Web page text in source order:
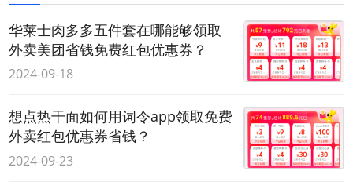
华莱士肉多多五件套在哪能够领取
外卖美团省钱免费红包优惠券？
2024-09-18
想点热干面如何用词令app领取免费
外卖红包优惠券省钱？
2024-09-23